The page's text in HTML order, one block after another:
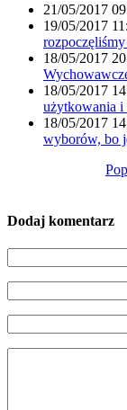
21/05/2017
19/05/2017
18/05/2017
18/05/2017
użytkowania i
18/05/2017
wyborów, bo
Dodaj komentarz